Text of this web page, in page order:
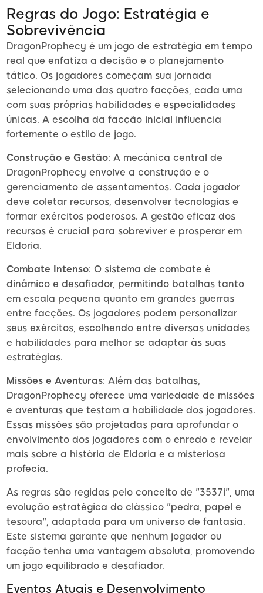
Regras do Jogo: Estratégia e
Sobrevivência
DragonProphecy é um jogo de estratégia em tempo
real que enfatiza a decisão e o planejamento
tático. Os jogadores começam sua jornada
selecionando uma das quatro facções, cada uma
com suas próprias habilidades e especialidades
únicas. A escolha da facção inicial influencia
fortemente o estilo de jogo.
Construção e Gestão: A mecânica central de
DragonProphecy envolve a construção e o
gerenciamento de assentamentos. Cada jogador
deve coletar recursos, desenvolver tecnologias e
formar exércitos poderosos. A gestão eficaz dos
recursos é crucial para sobreviver e prosperar em
Eldoria.
Combate Intenso: O sistema de combate é
dinâmico e desafiador, permitindo batalhas tanto
em escala pequena quanto em grandes guerras
entre facções. Os jogadores podem personalizar
seus exércitos, escolhendo entre diversas unidades
e habilidades para melhor se adaptar às suas
estratégias.
Missões e Aventuras: Além das batalhas,
DragonProphecy oferece uma variedade de missões
e aventuras que testam a habilidade dos jogadores.
Essas missões são projetadas para aprofundar o
envolvimento dos jogadores com o enredo e revelar
mais sobre a história de Eldoria e a misteriosa
profecia.
As regras são regidas pelo conceito de "3537i", uma
evolução estratégica do clássico "pedra, papel e
tesoura", adaptada para um universo de fantasia.
Este sistema garante que nenhum jogador ou
facção tenha uma vantagem absoluta, promovendo
um jogo equilibrado e desafiador.
Eventos Atuais e Desenvolvimento